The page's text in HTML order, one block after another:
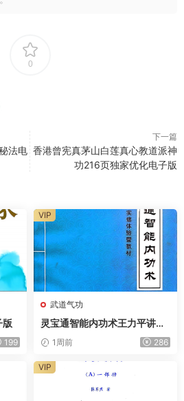
0
法电
下一篇
香港曾宪真茅山白莲真心教道派神
功216页独家优化电子版
版
199
武道气功
灵宝通智能内功术王力平讲课
实录650页电子版
1周前 286
VIP
VIP